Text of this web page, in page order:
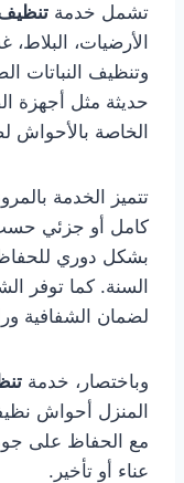
تشمل خدمة
الأرضيات، البلاط،
وتنظيف النباتات
حديثة مثل أجهزة
الخاصة
تتميز الخدمة
كامل أو جزئي حسب
بشكل دوري
السنة. كما توفر
لضمان الشفافية
وباختصار، خدمة
المنزل أحواش
مع الحفاظ على
عناء أو تأخير.